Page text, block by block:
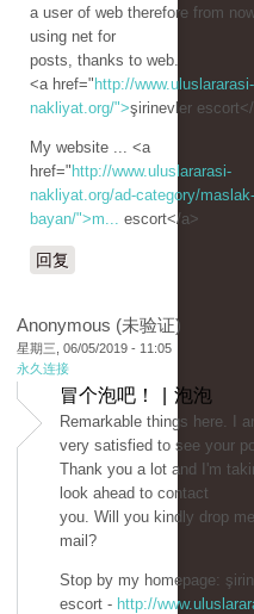
a user of web therefore from
using net for
posts, thanks to web.
<a href=" http://www.uluslararasi-
nakliyat.org/">şirinevler
My website ... <a
href=" http://www.uluslararasi-
nakliyat.org/ad-category/
bayan/">m... escort</a>
回复
Anonymous (未验证)
星期三, 06/05/2019 - 11:05
永久连接
冒个泡吧！ | 泡泡
Remarkable things here. I
very satisfied to see your
Thank you a lot and I'm
look ahead to contact
you. Will you kindly drop
mail?
Stop by my homepage:
escort - http://